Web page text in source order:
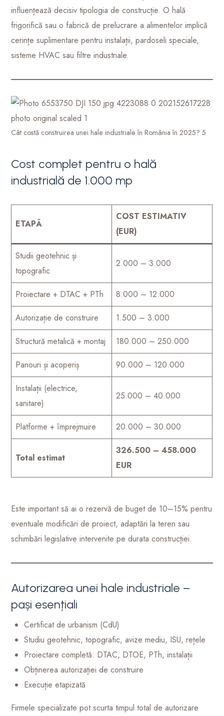
influențează decisiv tipologia de construcție. O hală
frigorifică sau o fabrică de prelucrare a alimentelor implică
cerințe suplimentare pentru instalații, pardoseli speciale,
sisteme HVAC sau filtre industriale.
Cât costă construirea unei hale industriale în România în 2025? 5
Cost complet pentru o hală
industrială de 1.000 mp
ETAPĂ
COST ESTIMATIV
(EUR)
Studii geotehnic și
topografic
2.000 – 3.000
Proiectare + DTAC + PTh 8.000 – 12.000
Autorizație de construire 1.500 – 3.000
Structură metalică + montaj 180.000 – 250.000
Panouri și acoperiș 90.000 – 120.000
Instalații (electrice,
sanitare)
25.000 – 40.000
Platforme + împrejmuire 20.000 – 30.000
Total estimat
326.500 – 458.000
EUR
Este important să ai o rezervă de buget de 10–15% pentru
eventuale modificări de proiect, adaptări la teren sau
schimbări legislative intervenite pe durata construcției.
Autorizarea unei hale industriale –
pași esențiali
Certificat de urbanism (CdU)
Studiu geotehnic, topografic, avize mediu, ISU, rețele
Proiectare completă: DTAC, DTOE, PTh, instalații
Obținerea autorizației de construire
Execuție etapizată
Firmele specializate pot scurta timpul total de autorizare